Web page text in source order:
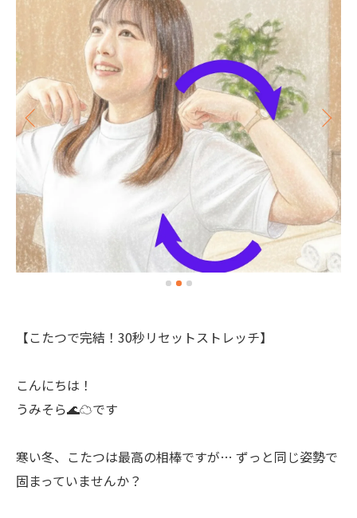
【こたつで完結！30秒リセットストレッチ】
こんにちは！
うみそら🌊☁です
寒い冬、こたつは最高の相棒ですが… ずっと同じ姿勢で
固まっていませんか？